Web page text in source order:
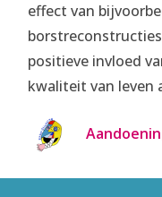
effect van
positieve invloed
kwaliteit van leven